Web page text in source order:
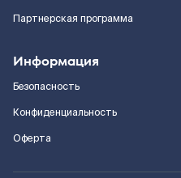
Партнерская программа
Информация
Безопасность
Конфиденциальность
Оферта